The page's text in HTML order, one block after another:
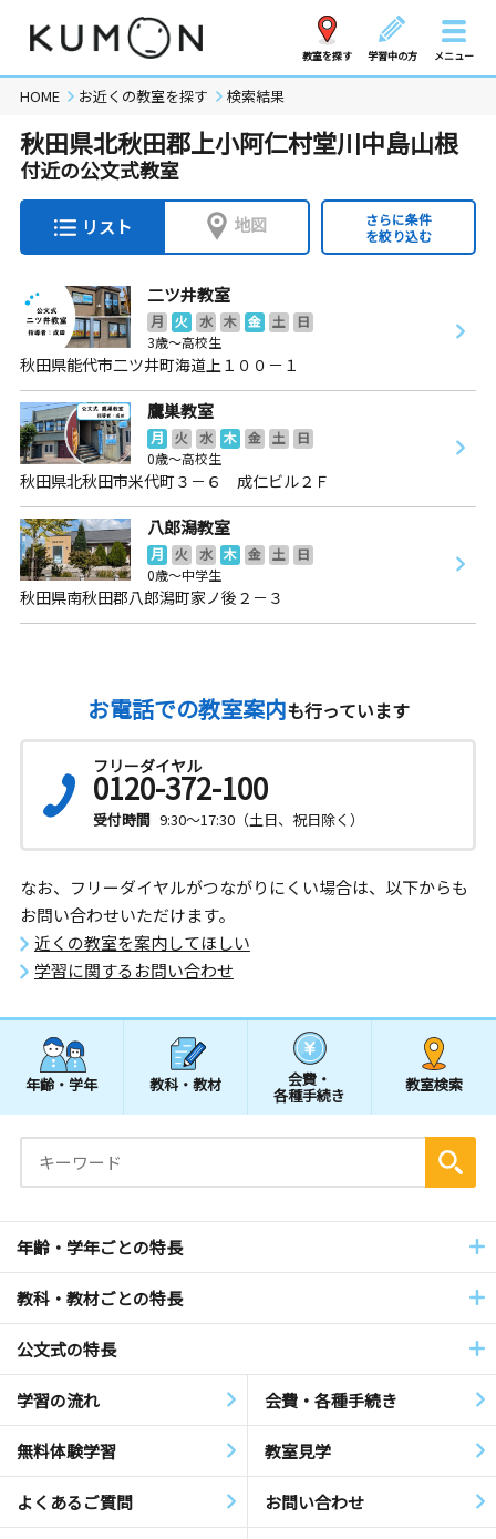
教室を探す 学習中の方 メニュー
HOME お近くの教室を探す 検索結果
秋田県北秋田郡上小阿仁村堂川中島山根
付近の公文式教室
リスト 地図
さらに条件
を絞り込む
二ツ井教室
月 火 水 木 金 土
日
3歳～高校生
秋田県能代市二ツ井町海道上１００－１
鷹巣教室
月 火 水 木 金 土
日
0歳～高校生
秋田県北秋田市米代町３－６ 成仁ビル２Ｆ
八郎潟教室
月 火 水 木 金 土
日
0歳～中学生
秋田県南秋田郡八郎潟町家ノ後２－３
お電話での教室案内も行っています
フリーダイヤル
0120-372-100
受付時間 9:30～17:30（土日、祝日除く）
なお、フリーダイヤルがつながりにくい場合は、以下からも
お問い合わせいただけます。
近くの教室を案内してほしい
学習に関するお問い合わせ
年齢・学年 教科・教材 会費・
各種手続き
教室検索
年齢・学年ごとの特長
教科・教材ごとの特長
公文式の特長
学習の流れ 会費・各種手続き
無料体験学習 教室見学
よくあるご質問 お問い合わせ